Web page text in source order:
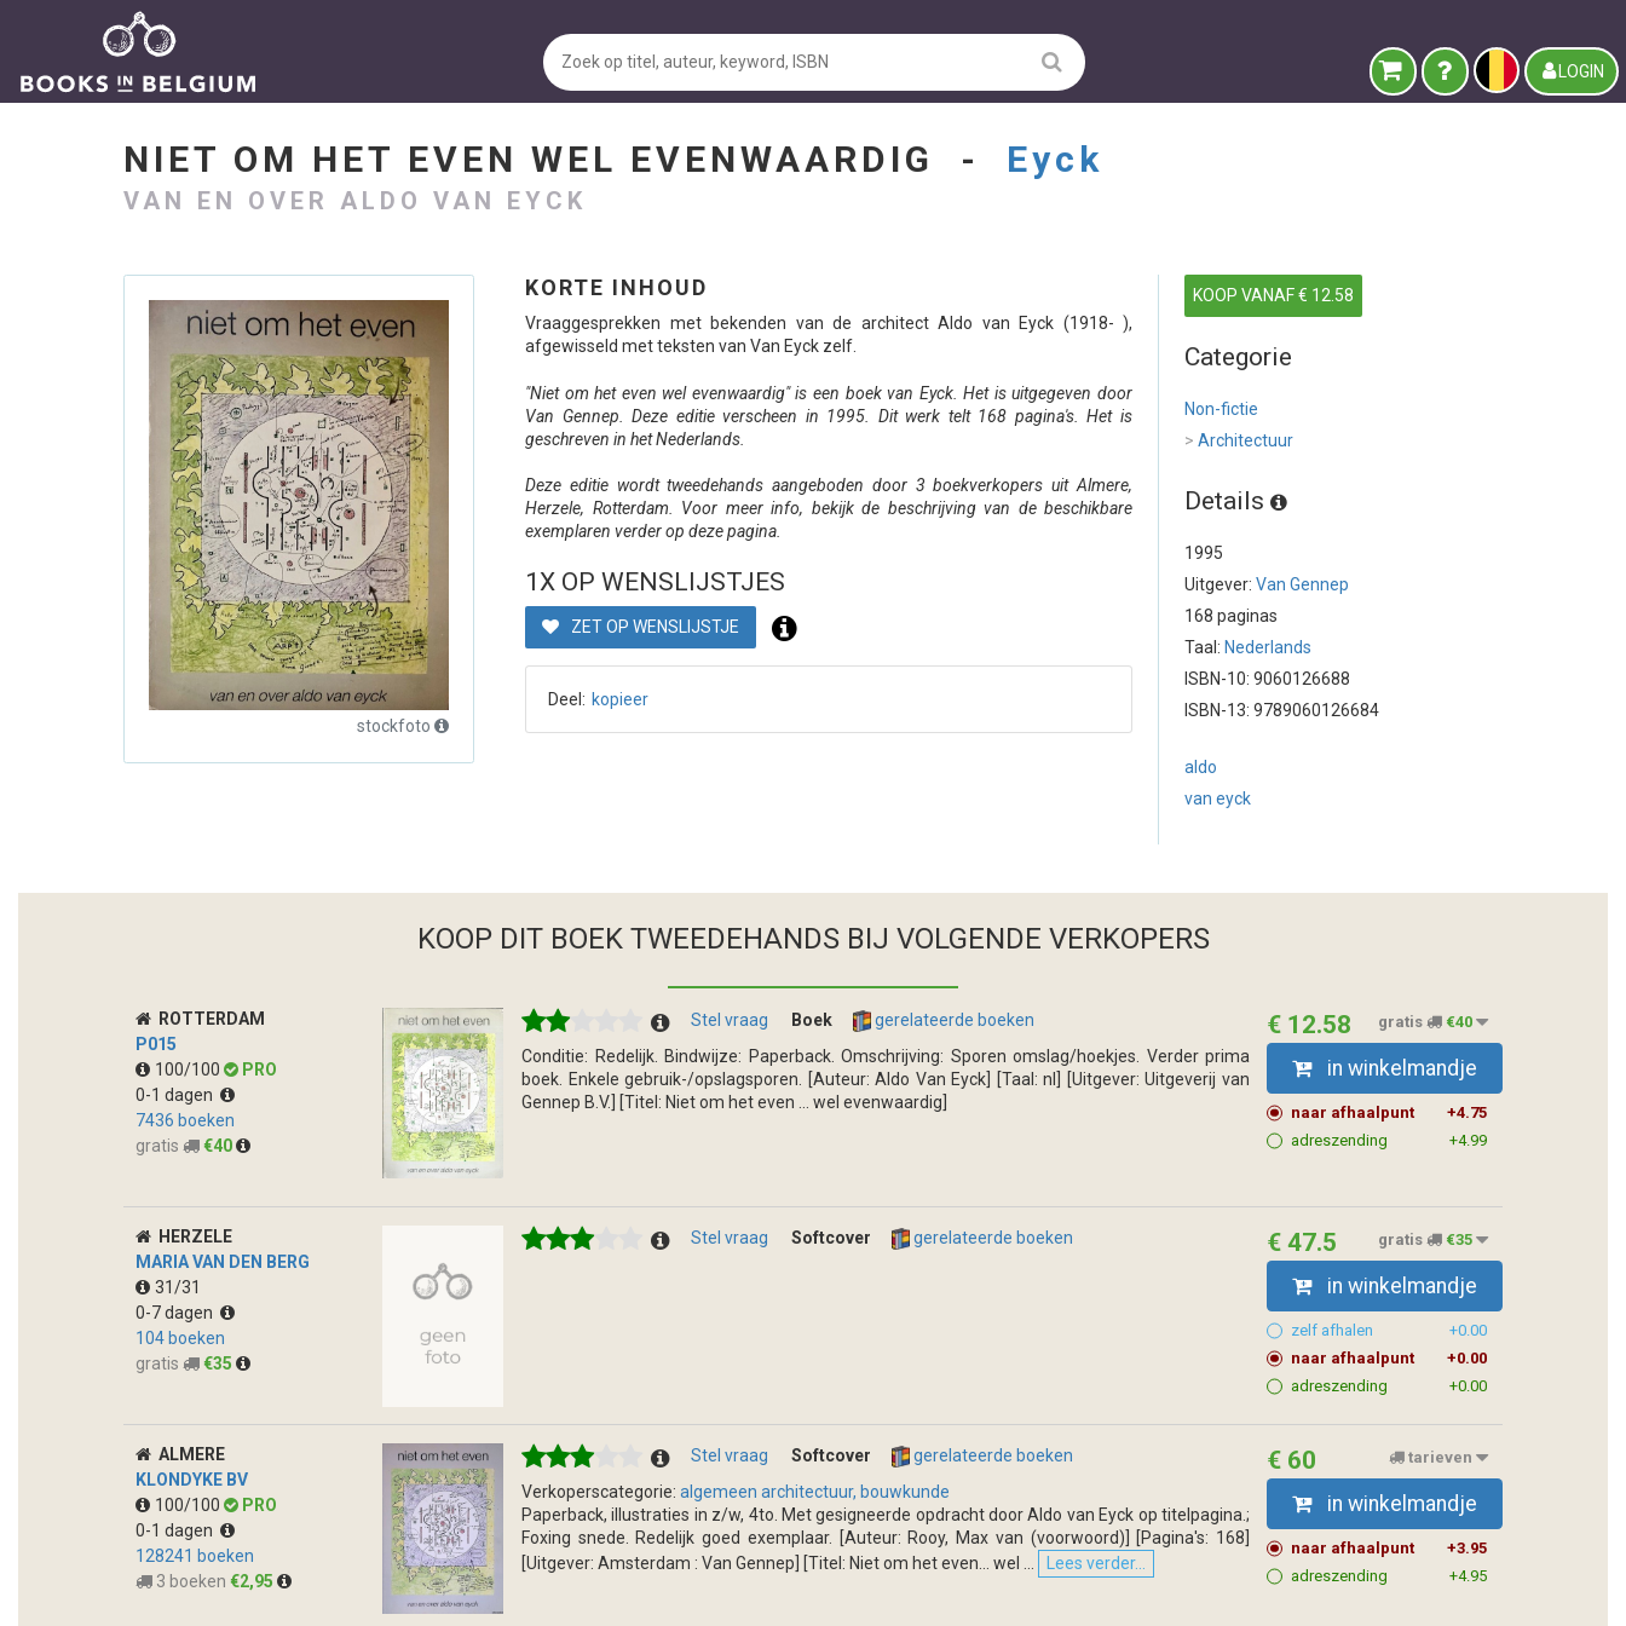
LOGIN
NIET OM HET EVEN WEL EVENWAARDIG - Eyck
VAN EN OVER ALDO VAN EYCK
stockfoto
KORTE INHOUD
Vraaggesprekken met bekenden van de architect Aldo van Eyck (1918- ),
afgewisseld met teksten van Van Eyck zelf.
"Niet om het even wel evenwaardig" is een boek van Eyck. Het is uitgegeven door
Van Gennep. Deze editie verscheen in 1995. Dit werk telt 168 pagina's. Het is
geschreven in het Nederlands.
Deze editie wordt tweedehands aangeboden door 3 boekverkopers uit Almere,
Herzele, Rotterdam. Voor meer info, bekijk de beschrijving van de beschikbare
exemplaren verder op deze pagina.
1X OP WENSLIJSTJES
ZET OP WENSLIJSTJE
Deel: kopieer
KOOP VANAF € 12.58
Categorie
Non-fictie
> Architectuur
Details
1995
Uitgever: Van Gennep
168 paginas
Taal: Nederlands
ISBN-10: 9060126688
ISBN-13: 9789060126684
aldo
van eyck
KOOP DIT BOEK TWEEDEHANDS BIJ VOLGENDE VERKOPERS
ROTTERDAM
P015
100/100
PRO
0-1 dagen
7436 boeken
gratis
€40
Stel vraag Boek
gerelateerde boeken
Conditie: Redelijk. Bindwijze: Paperback. Omschrijving: Sporen omslag/hoekjes. Verder prima
boek. Enkele gebruik-/opslagsporen. [Auteur: Aldo Van Eyck] [Taal: nl] [Uitgever: Uitgeverij van
Gennep B.V.] [Titel: Niet om het even ... wel evenwaardig]
€ 12.58 gratis €40
in winkelmandje
naar afhaalpunt
+4.75
adreszending
+4.99
HERZELE
MARIA VAN DEN BERG
31/31
0-7 dagen
104 boeken
gratis
€35
Stel vraag Softcover gerelateerde boeken € 47.5 gratis €35
in winkelmandje
zelf afhalen
+0.00
naar afhaalpunt
+0.00
adreszending
+0.00
ALMERE
KLONDYKE BV
100/100
PRO
0-1 dagen
128241 boeken
3 boeken €2,95
Stel vraag Softcover
gerelateerde boeken
Verkoperscategorie: algemeen architectuur, bouwkunde
Paperback, illustraties in z/w, 4to. Met gesigneerde opdracht door Aldo van Eyck op titelpagina.;
Foxing snede. Redelijk goed exemplaar. [Auteur: Rooy, Max van (voorwoord)] [Pagina's: 168]
[Uitgever: Amsterdam : Van Gennep] [Titel: Niet om het even... wel ...
Lees verder...
€ 60 tarieven
in winkelmandje
naar afhaalpunt
+3.95
adreszending
+4.95